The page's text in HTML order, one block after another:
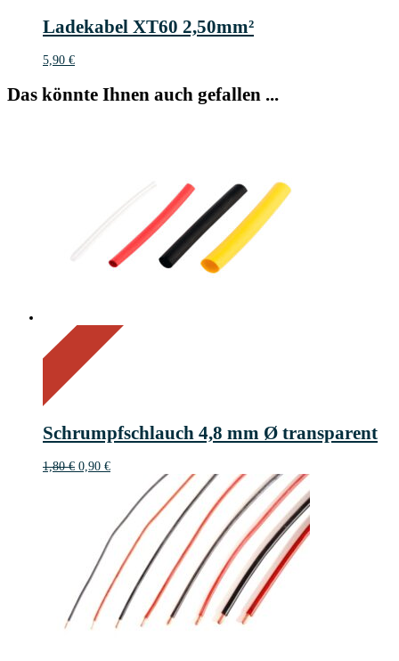
Ladekabel XT60 2,50mm²
5,90 €
Das könnte Ihnen auch gefallen ...
On Sale
€
Schrumpfschlauch 4,8 mm Ø transparent
1,80€ Ursprünglicher
0,90 €Aktueller
0,90 €.